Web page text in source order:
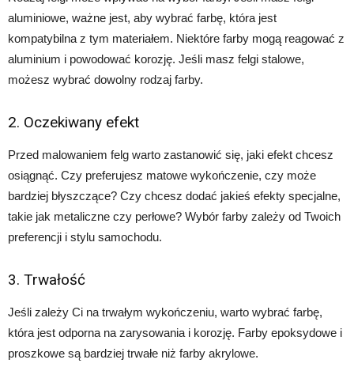
aluminiowe, ważne jest, aby wybrać farbę, która jest
kompatybilna z tym materiałem. Niektóre farby mogą reagować z
aluminium i powodować korozję. Jeśli masz felgi stalowe,
możesz wybrać dowolny rodzaj farby.
2. Oczekiwany efekt
Przed malowaniem felg warto zastanowić się, jaki efekt chcesz
osiągnąć. Czy preferujesz matowe wykończenie, czy może
bardziej błyszczące? Czy chcesz dodać jakieś efekty specjalne,
takie jak metaliczne czy perłowe? Wybór farby zależy od Twoich
preferencji i stylu samochodu.
3. Trwałość
Jeśli zależy Ci na trwałym wykończeniu, warto wybrać farbę,
która jest odporna na zarysowania i korozję. Farby epoksydowe i
proszkowe są bardziej trwałe niż farby akrylowe.